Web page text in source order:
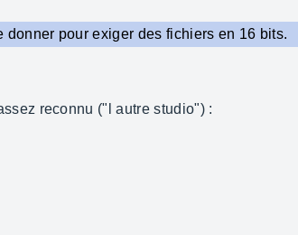
pour exiger des fichiers en 16 bits.
reconnu ("l autre studio") :